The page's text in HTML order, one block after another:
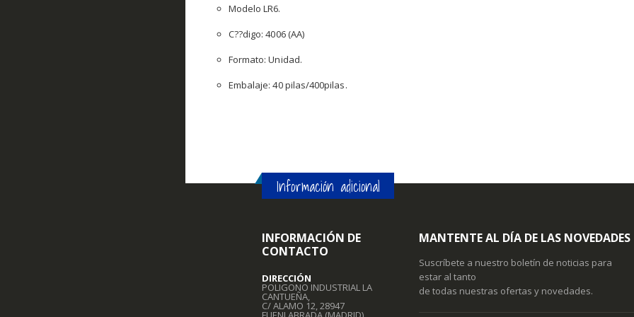
Modelo LR6.
C??digo: 4006 (AA)
Formato: Unidad.
Embalaje: 40 pilas/400pilas.
Información adicional
INFORMACIÓN DE
CONTACTO
DIRECCIÓN
POLIGONO INDUSTRIAL LA
CANTUEÑA,
C/ ALAMO 12, 28947
MANTENTE AL DÍA DE LAS NOVEDADES
Suscríbete a nuestro boletín de noticias para
estar al tanto
de todas nuestras ofertas y novedades.